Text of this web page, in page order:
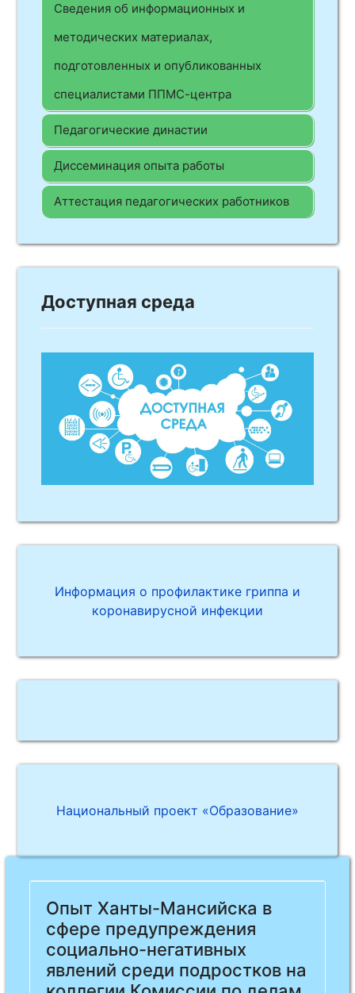
Сведения об информационных и
методических материалах,
подготовленных и опубликованных
специалистами ППМС-центра
Педагогические династии
Диссеминация опыта работы
Аттестация педагогических работников
Доступная среда
Информация о профилактике гриппа и
коронавирусной инфекции
Национальный проект «Образование»
Опыт Ханты-Мансийска в
сфере предупреждения
социально-негативных
явлений среди подростков на